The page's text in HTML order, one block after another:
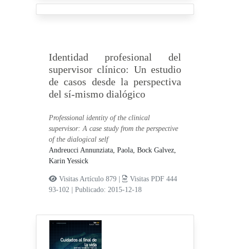
Identidad profesional del
supervisor clínico: Un estudio
de casos desde la perspectiva
del sí-mismo dialógico
Professional identity of the clinical
supervisor: A case study from the perspective
of the dialogical self
Andreucci Annunziata, Paola,Bock Galvez,
Karin Yessick
Visitas Artículo 879 |
Visitas PDF 444
93-102
|Publicado: 2015-12-18